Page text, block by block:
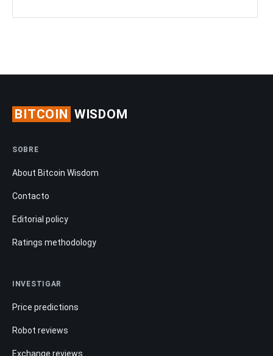
BITCOIN WISDOM
SOBRE
About Bitcoin Wisdom
Contacto
Editorial policy
Ratings methodology
INVESTIGAR
Price predictions
Robot reviews
Exchange reviews